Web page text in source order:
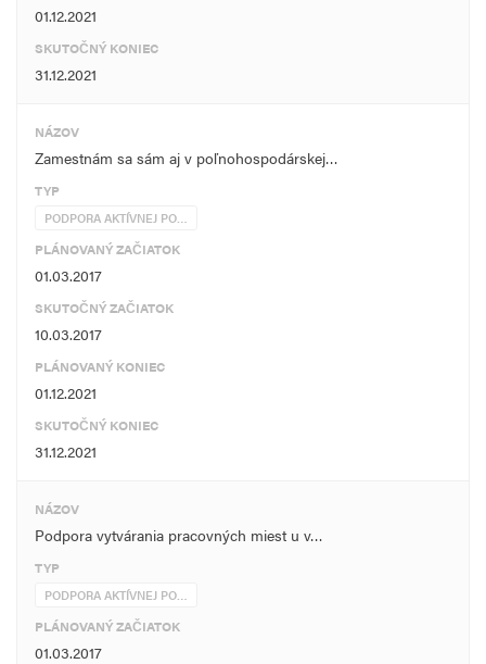
01.12.2021
SKUTOČNÝ KONIEC
31.12.2021
NÁZOV
Zamestnám sa sám aj v poľnohospodárskej…
TYP
PODPORA AKTÍVNEJ PO…
PLÁNOVANÝ ZAČIATOK
01.03.2017
SKUTOČNÝ ZAČIATOK
10.03.2017
PLÁNOVANÝ KONIEC
01.12.2021
SKUTOČNÝ KONIEC
31.12.2021
NÁZOV
Podpora vytvárania pracovných miest u v…
TYP
PODPORA AKTÍVNEJ PO…
PLÁNOVANÝ ZAČIATOK
01.03.2017